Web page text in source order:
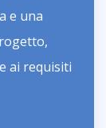
e una
ai requisiti